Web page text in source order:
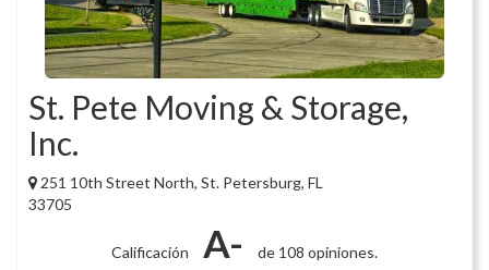
St. Pete Moving & Storage,
Inc.
251 10th Street North, St. Petersburg, FL
33705
Calificación A-
de 108 opiniones.